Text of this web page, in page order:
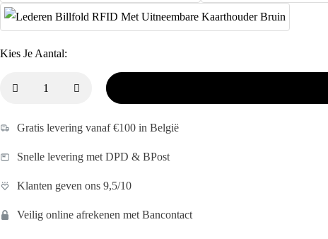
Kies Je Aantal:
Gratis levering vanaf €100 in België
Snelle levering met DPD & BPost
Klanten geven ons 9,5/10
Veilig online afrekenen met Bancontact